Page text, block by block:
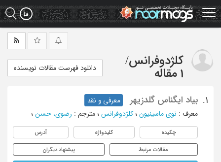
Skip
to
main
کلژدوفرانس/
1 مقاله
دانلود فهرست مقالات نویسنده
1. بیاد ایگناس گلدزیهر
معرفی و نقد
معرف : نوی ماسینیون ؛ کلژدوفرانس ؛ مترجم : رضوی، حسن ؛
چکیده کلیدواژه آدرس
مقالات مرتبط پیشنهاد دیگران